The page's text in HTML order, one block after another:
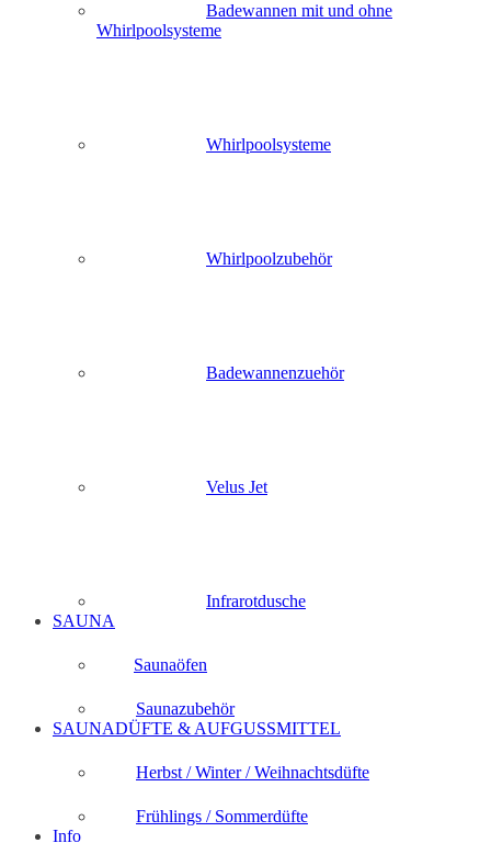
Badewannen mit und ohne
Whirlpoolsysteme
Whirlpoolsysteme
Whirlpoolzubehör
Badewannenzuehör
Velus Jet
Infrarotdusche
SAUNA
Saunaöfen
Saunazubehör
SAUNADÜFTE & AUFGUSSMITTEL
Herbst / Winter / Weihnachtsdüfte
Frühlings / Sommerdüfte
Info